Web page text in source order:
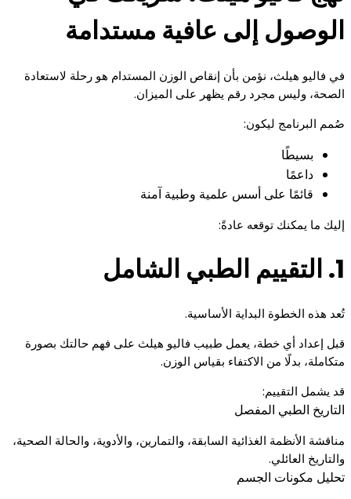
الوصول إلى عافية مستدامة
في فاليو هيلث، نؤمن بأن إنقاص الوزن المستدام هو رحلة لاستعادة
الصحة، وليس مجرد رقم يظهر على الميزان.
صُمم البرنامج ليكون:
بسيطًا
داعمًا
قائمًا على أسس علمية وطبية آمنة
إليك ما يمكنك توقعه عادةً:
1. التقييم الطبي الشامل
تُعد هذه الخطوة البداية الأساسية.
قبل إعداد أي خطة، يعمل طبيب فاليو هيلث على فهم حالتك بصورة
متكاملة، بدلًا من الاكتفاء بقياس الوزن.
قد يشمل التقييم:
التاريخ الطبي المفصل
مناقشة الأنظمة الغذائية السابقة، والتمارين، والأدوية، والحالة الصحية،
والتاريخ العائلي.
تحليل مكونات الجسم